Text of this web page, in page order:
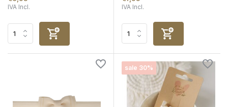
IVA Incl. IVA Incl.
sale 30%